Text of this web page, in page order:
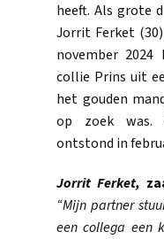
heeft. Als grote
Jorrit Ferket
november
collie Prins uit
het gouden
op zoek was.
ontstond in
Jorrit Ferket,
“Mijn partner
een collega een